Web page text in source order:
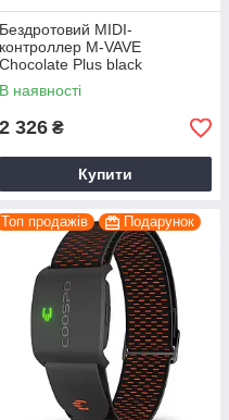
Бездротовий MIDI-
контроллер M-VAVE
Chocolate Plus black
В наявності
2 326 ₴
Купити
Топ продажів Подарунок